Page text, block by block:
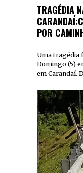
TRAGÉDIA
POR
Uma tragédia
Domingo (5)
em Carandaí.